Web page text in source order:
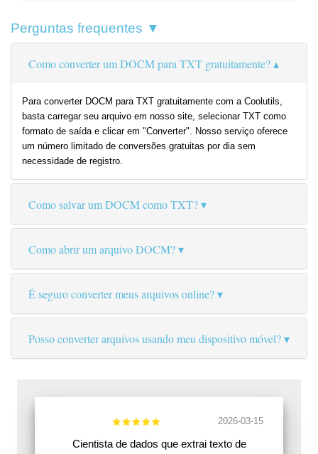
Perguntas frequentes ▼
Como converter um DOCM para TXT gratuitamente?
Para converter DOCM para TXT gratuitamente com a Coolutils,
basta carregar seu arquivo em nosso site, selecionar TXT como
formato de saída e clicar em "Converter". Nosso serviço oferece
um número limitado de conversões gratuitas por dia sem
necessidade de registro.
Como salvar um DOCM como TXT?
Como abrir um arquivo DOCM?
É seguro converter meus arquivos online?
Posso converter arquivos usando meu dispositivo móvel?
2026-03-15
Cientista de dados que extrai texto de